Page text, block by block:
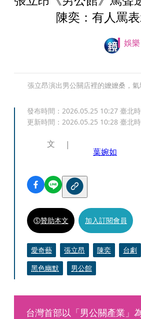
陳奕：有人罵
娛樂
張立昂演出男公關店裡的嬤嬤桑，
發布時間： 2026.05.25 10:27 臺北
更新時間： 2026.05.25 10:28 臺北
文
葉婉如
贊助本文 加入訂閱會員
愛奇藝 張立昂 陳奕 台劇
黑色幽默
男公館
台灣首部以「男公關產業」